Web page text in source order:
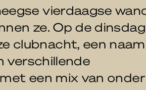
vierdaagse
ze. Op de dinsdag
clubnacht, een
verschillende
een mix van onder